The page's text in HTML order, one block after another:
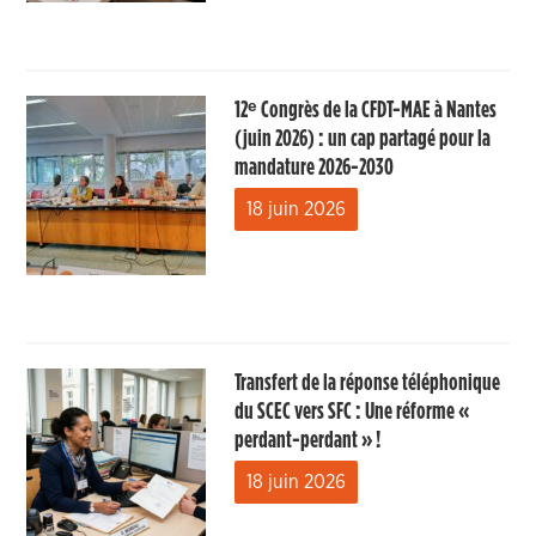
12ᵉ Congrès de la CFDT-MAE à Nantes
(juin 2026) : un cap partagé pour la
mandature 2026-2030
18 juin 2026
Transfert de la réponse téléphonique
du SCEC vers SFC : Une réforme «
perdant-perdant » !
18 juin 2026